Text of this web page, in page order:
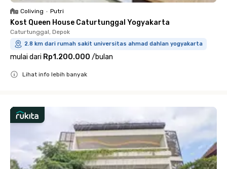
Coliving • Putri
Kost Queen House Caturtunggal Yogyakarta
Caturtunggal, Depok
2.8 km dari rumah sakit universitas ahmad dahlan yogyakarta
mulai dari Rp1.200.000 /bulan
Lihat info lebih banyak